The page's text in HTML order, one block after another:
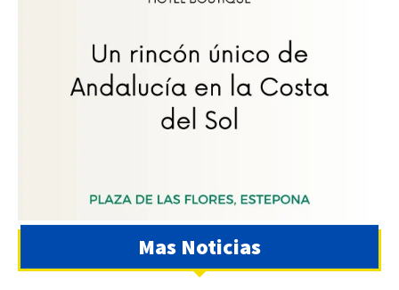
Mas Noticias